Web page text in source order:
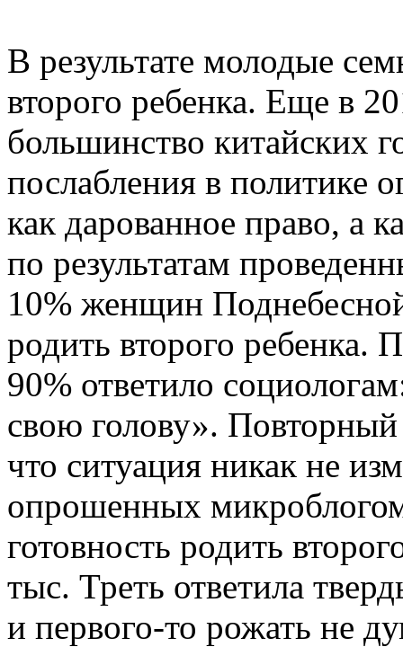
В результате молодые
второго ребенка. Еще в
большинство китайских
послабления в политике
как дарованное право, а
по результатам
10% женщин
родить второго ребенка.
90% ответило
свою голову». Повторный
что ситуация никак не
опрошенных
готовность родить
тыс. Треть ответила
и первого-то рожать не